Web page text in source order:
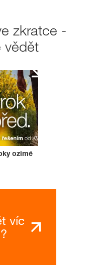
zkratce -
vědět
ozimé
víc